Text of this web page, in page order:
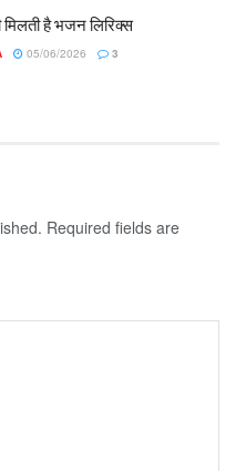
है भजन लिरिक्स
05/06/2026 3
Required fields are